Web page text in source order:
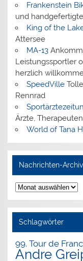
Frankenstein
und
King of the
Attersee
MA-13
Leistungssportler
herzlich
SpeedVille
Rennrad
Ärzte,
World of Tana
Nachrichten-Archiv
Nachrichten-
Archiv
Schlagwörter
99. Tour de
Andre